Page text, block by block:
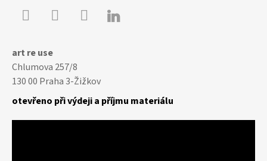

art re use
Chlumova 257/8
130 00 Praha 3-Žižkov
otevřeno při výdeji a příjmu materiálu